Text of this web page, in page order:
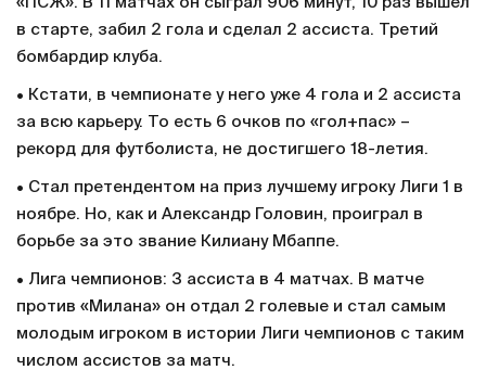
в старте, забил 2 гола и сделал 2 ассиста. Третий
бомбардир клуба.
• Кстати, в чемпионате у него уже 4 гола и 2 ассиста
за всю карьеру. То есть 6 очков по «гол+пас» –
рекорд для футболиста, не достигшего 18-летия.
• Стал претендентом на приз лучшему игроку Лиги 1 в
ноябре. Но, как и Александр Головин, проиграл в
борьбе за это звание Килиану Мбаппе.
• Лига чемпионов: 3 ассиста в 4 матчах. В матче
против «Милана» он отдал 2 голевые и стал самым
молодым игроком в истории Лиги чемпионов с таким
числом ассистов за матч.